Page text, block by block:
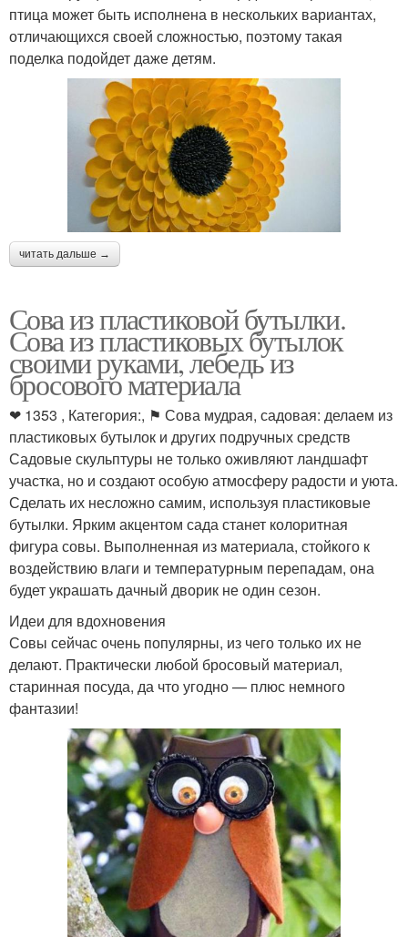
птица может быть исполнена в нескольких вариантах,
отличающихся своей сложностью, поэтому такая
поделка подойдет даже детям.
читать дальше →
Сова из пластиковой бутылки.
Сова из пластиковых бутылок
своими руками, лебедь из
бросового материала
❤ 1353 , Категория:, ⚑ Сова мудрая, садовая: делаем из
пластиковых бутылок и других подручных средств
Садовые скульптуры не только оживляют ландшафт
участка, но и создают особую атмосферу радости и уюта.
Сделать их несложно самим, используя пластиковые
бутылки. Ярким акцентом сада станет колоритная
фигура совы. Выполненная из материала, стойкого к
воздействию влаги и температурным перепадам, она
будет украшать дачный дворик не один сезон.
Идеи для вдохновения
Совы сейчас очень популярны, из чего только их не
делают. Практически любой бросовый материал,
старинная посуда, да что угодно — плюс немного
фантазии!